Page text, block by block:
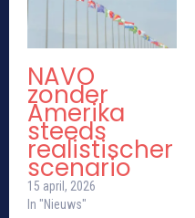
NAVO
zonder
Amerika
steeds
realistischer
scenario
15 april, 2026
In "Nieuws"